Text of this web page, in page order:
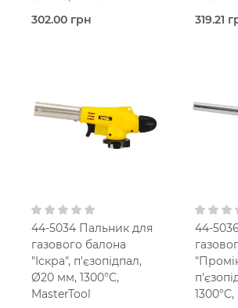
302.00 грн
319.21
44-5034 Пальник для
газового балона
"Іскра", п'єзопідпал,
Ø20 мм, 1300°C,
MasterTool
44-